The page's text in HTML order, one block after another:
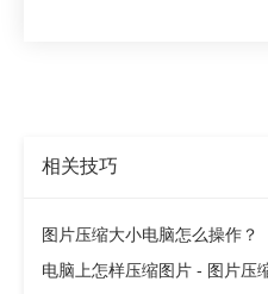
相关技巧
图片压缩大小电脑怎么操作？
电脑上怎样压缩图片 - 图片压